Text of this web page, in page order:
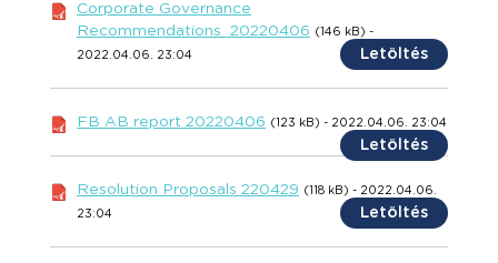
Corporate Governance
Recommendations_20220406 (146 kB) -
2022.04.06. 23:04 Letöltés
FB AB report 20220406 (123 kB) - 2022.04.06. 23:04
Letöltés
Resolution Proposals 220429 (118 kB) - 2022.04.06.
23:04 Letöltés